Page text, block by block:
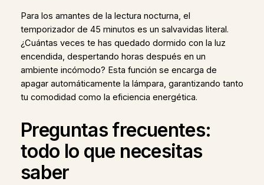
Para los amantes de la lectura nocturna, el
temporizador de 45 minutos es un salvavidas literal.
¿Cuántas veces te has quedado dormido con la luz
encendida, despertando horas después en un
ambiente incómodo? Esta función se encarga de
apagar automáticamente la lámpara, garantizando tanto
tu comodidad como la eficiencia energética.
Preguntas frecuentes:
todo lo que necesitas
saber